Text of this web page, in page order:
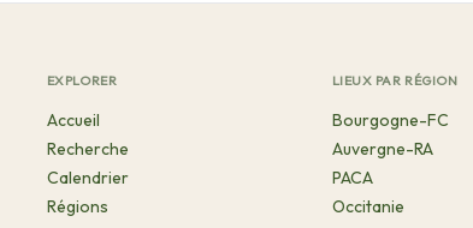
EXPLORER
Accueil
Recherche
Calendrier
Régions
LIEUX PAR RÉGION
Bourgogne-FC
Auvergne-RA
PACA
Occitanie